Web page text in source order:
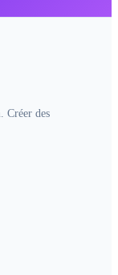
Créer des